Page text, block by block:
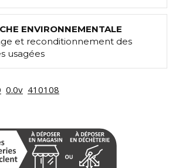
ENVIRONNEMENTALE
et reconditionnement des
usagées
0.0v 410108